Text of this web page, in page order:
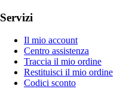
Servizi
Il mio account
Centro assistenza
Traccia il mio ordine
Restituisci il mio ordine
Codici sconto